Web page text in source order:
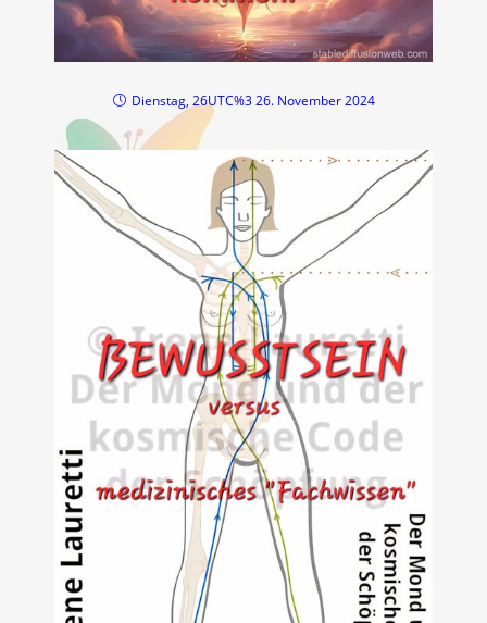
Dienstag, 26UTC%3 26. November 2024